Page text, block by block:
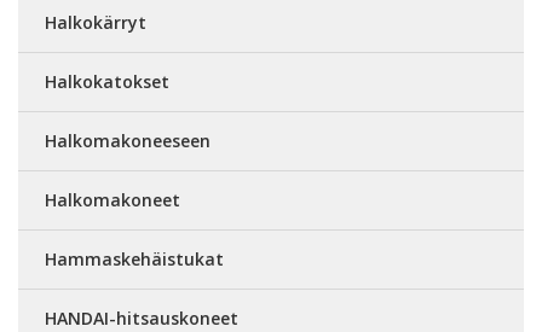
Halkokärryt
Halkokatokset
Halkomakoneeseen
Halkomakoneet
Hammaskehäistukat
HANDAI-hitsauskoneet